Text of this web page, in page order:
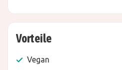
Vorteile
Vegan